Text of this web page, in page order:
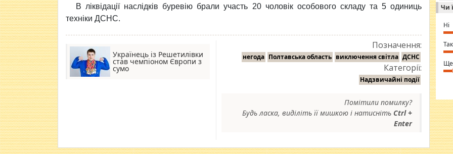
В ліквідації наслідків буревію брали участь 20 чоловік особового складу та 5 одиниць
техніки ДСНС.
Українець із Решетилівки
став чемпіоном Європи з
сумо
Позначення:
негода Полтавська область виключення світла ДСНС
Категорії:
Надзвичайні події
Помітили помилку?
Будь ласка, виділіть її мишкою і натисніть Ctrl +
Enter
⇒
Чи
Ні
Так
Ще